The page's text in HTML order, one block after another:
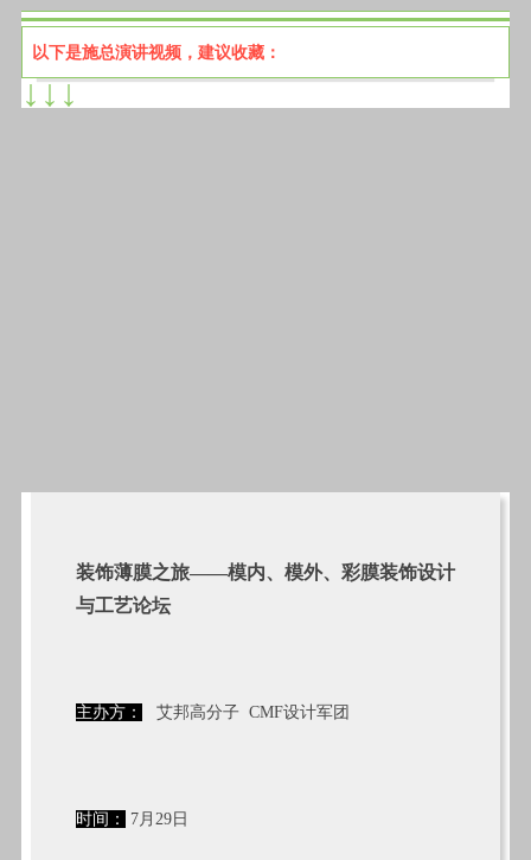
以下是施总演讲视频，建议收藏：
↓↓↓
装饰薄膜之旅——模内、模外、彩膜装饰设计
与工艺论坛
主办方： 艾邦高分子 CMF设计军团
时间： 7月29日